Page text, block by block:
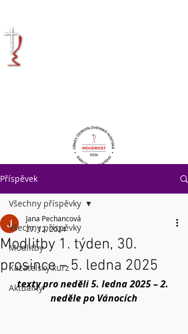
Příspěvek
Všechny příspěvky
Modlitby
Kazatelský kurz
Aktuality
Všechny příspěvky
Modlitby 1. týden, 30.
prosince – 5. ledna 2025
Jana Pechancová
27. 12. 2024
texty pro neděli 5. ledna 2025 – 2.
neděle po Vánocích